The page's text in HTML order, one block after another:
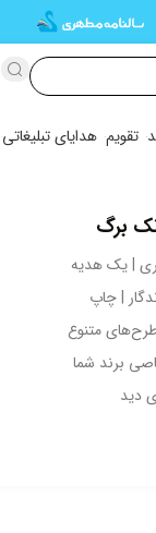
تقویم هدایای تبلیغاتی
برگ
| یک هدیه
| چاپ
| با طرح‌های متنوع
برند شما
دید